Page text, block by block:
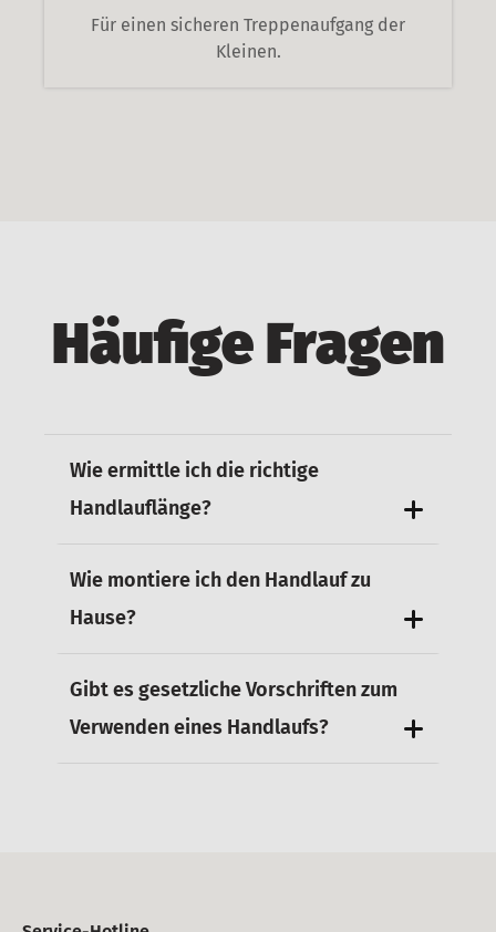
Für einen sicheren Treppenaufgang der
Kleinen.
Häufige Fragen
Wie ermittle ich die richtige
Handlauflänge?
Wie montiere ich den Handlauf zu
Hause?
Gibt es gesetzliche Vorschriften zum
Verwenden eines Handlaufs?